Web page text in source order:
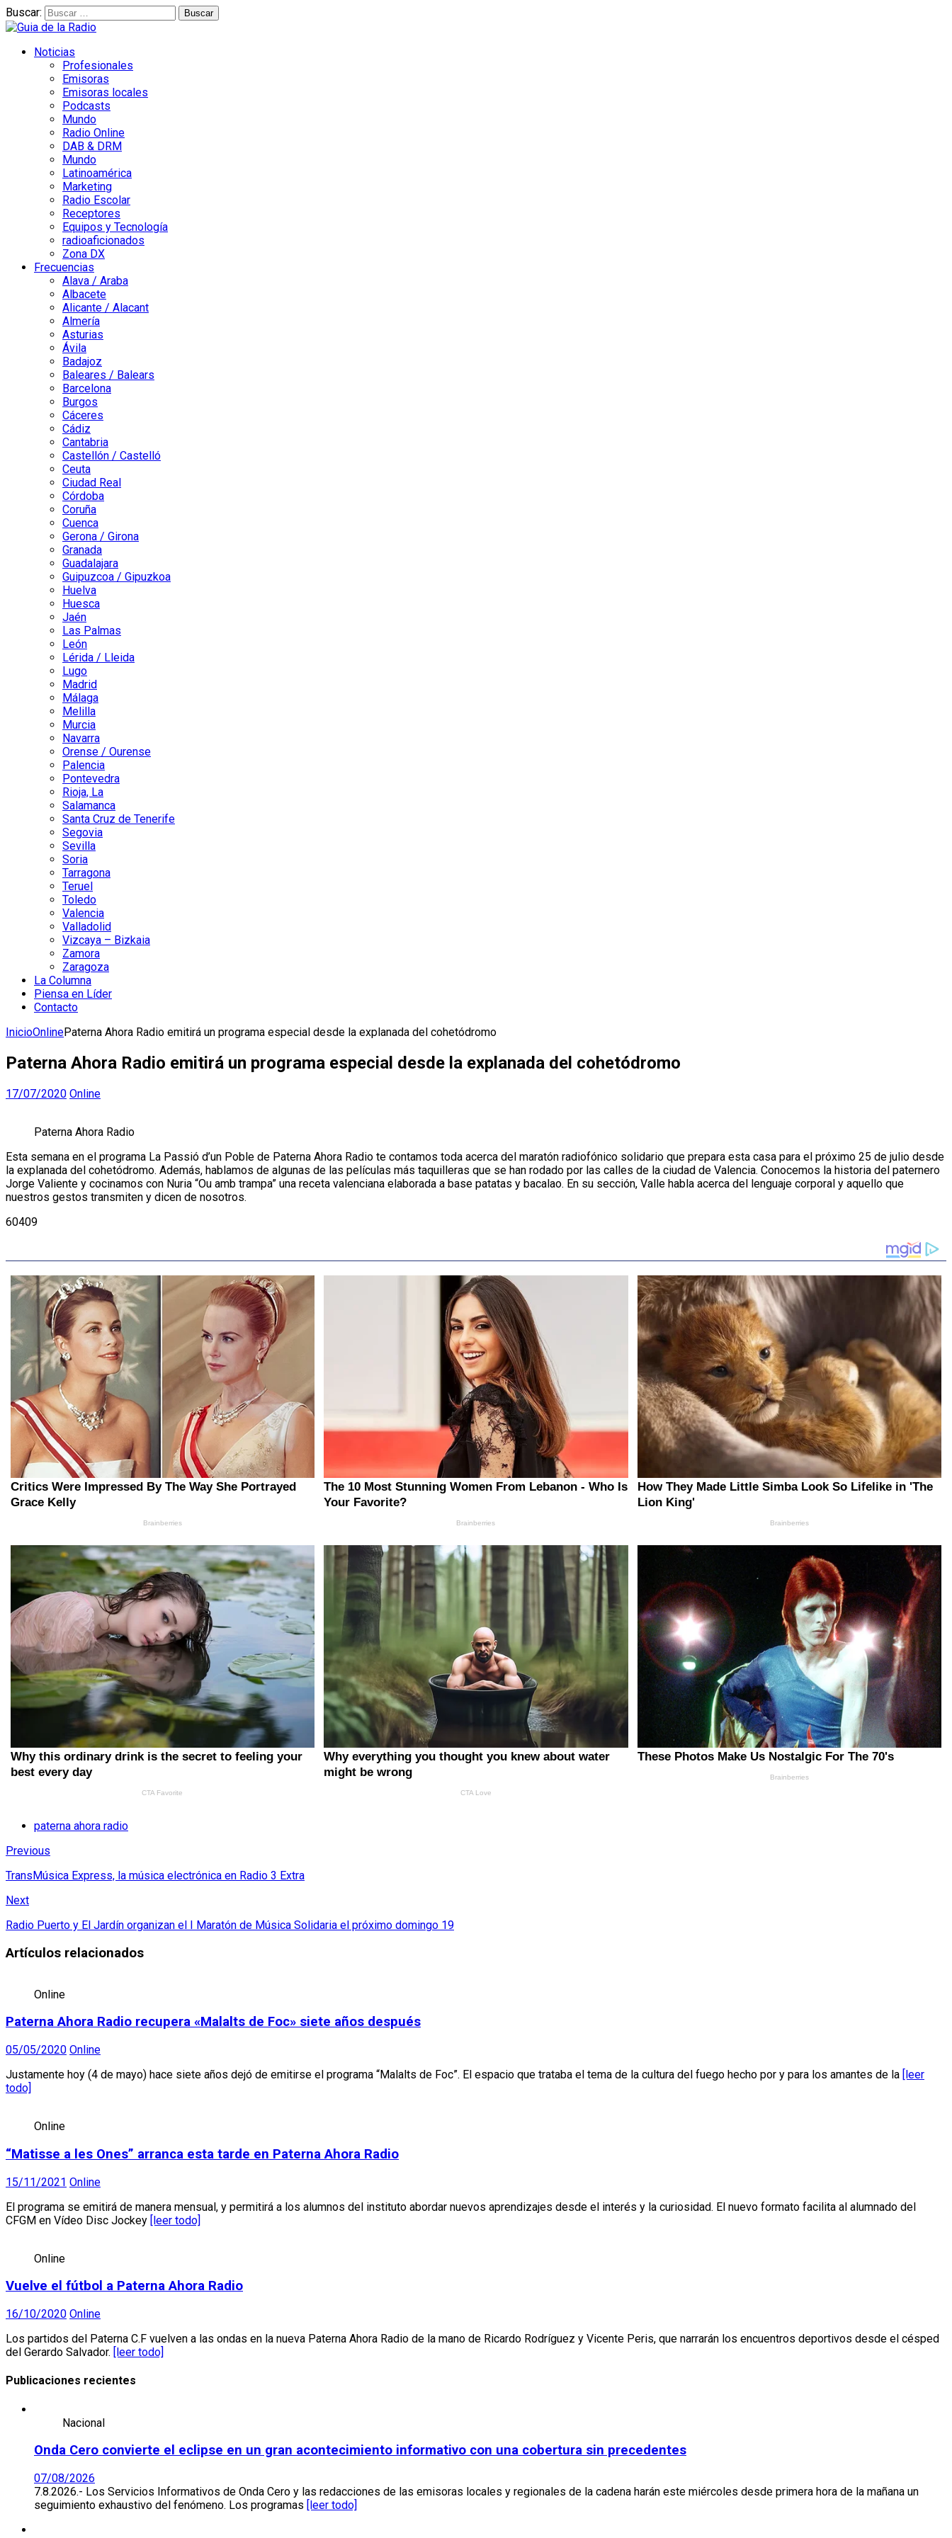
Buscar:
Noticias
Profesionales
Emisoras
Emisoras locales
Podcasts
Mundo
Radio Online
DAB & DRM
Mundo
Latinoamérica
Marketing
Radio Escolar
Receptores
Equipos y Tecnología
radioaficionados
Zona DX
Frecuencias
Alava / Araba
Albacete
Alicante / Alacant
Almería
Asturias
Ávila
Badajoz
Baleares / Balears
Barcelona
Burgos
Cáceres
Cádiz
Cantabria
Castellón / Castelló
Ceuta
Ciudad Real
Córdoba
Coruña
Cuenca
Gerona / Girona
Granada
Guadalajara
Guipuzcoa / Gipuzkoa
Huelva
Huesca
Jaén
Las Palmas
León
Lérida / Lleida
Lugo
Madrid
Málaga
Melilla
Murcia
Navarra
Orense / Ourense
Palencia
Pontevedra
Rioja, La
Salamanca
Santa Cruz de Tenerife
Segovia
Sevilla
Soria
Tarragona
Teruel
Toledo
Valencia
Valladolid
Vizcaya – Bizkaia
Zamora
Zaragoza
La Columna
Piensa en Líder
Contacto
InicioOnlinePaterna Ahora Radio emitirá un programa especial desde la explanada del cohetódromo
Paterna Ahora Radio emitirá un programa especial desde la explanada del cohetódromo
17/07/2020 Online
Paterna Ahora Radio
Esta semana en el programa La Passió d’un Poble de Paterna Ahora Radio te contamos toda acerca del maratón radiofónico solidario que prepara esta casa para el próximo 25 de julio desde
la explanada del cohetódromo. Además, hablamos de algunas de las películas más taquilleras que se han rodado por las calles de la ciudad de Valencia. Conocemos la historia del paternero
Jorge Valiente y cocinamos con Nuria “Ou amb trampa” una receta valenciana elaborada a base patatas y bacalao. En su sección, Valle habla acerca del lenguaje corporal y aquello que
nuestros gestos transmiten y dicen de nosotros.
60409
paterna ahora radio
Previous
TransMúsica Express, la música electrónica en Radio 3 Extra
Next
Radio Puerto y El Jardín organizan el I Maratón de Música Solidaria el próximo domingo 19
Artículos relacionados
Online
Paterna Ahora Radio recupera «Malalts de Foc» siete años después
05/05/2020 Online
Justamente hoy (4 de mayo) hace siete años dejó de emitirse el programa “Malalts de Foc”. El espacio que trataba el tema de la cultura del fuego hecho por y para los amantes de la
[leer
todo]
Online
“Matisse a les Ones” arranca esta tarde en Paterna Ahora Radio
15/11/2021 Online
El programa se emitirá de manera mensual, y permitirá a los alumnos del instituto abordar nuevos aprendizajes desde el interés y la curiosidad. El nuevo formato facilita al alumnado del
CFGM en Vídeo Disc Jockey [leer todo]
Online
Vuelve el fútbol a Paterna Ahora Radio
16/10/2020 Online
Los partidos del Paterna C.F vuelven a las ondas en la nueva Paterna Ahora Radio de la mano de Ricardo Rodríguez y Vicente Peris, que narrarán los encuentros deportivos desde el césped
del Gerardo Salvador. [leer todo]
Publicaciones recientes
Nacional
Onda Cero convierte el eclipse en un gran acontecimiento informativo con una cobertura sin precedentes
07/08/2026
7.8.2026.- Los Servicios Informativos de Onda Cero y las redacciones de las emisoras locales y regionales de la cadena harán este miércoles desde primera hora de la mañana un
seguimiento exhaustivo del fenómeno. Los programas [leer todo]